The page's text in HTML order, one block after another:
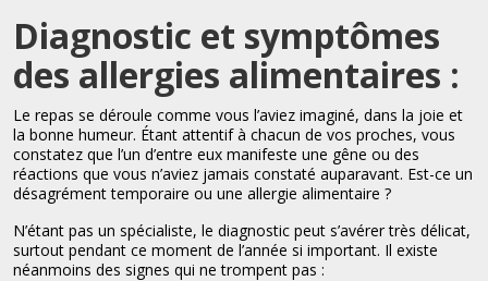
Diagnostic et symptômes
des allergies alimentaires :
Le repas se déroule comme vous l’aviez imaginé, dans la joie et
la bonne humeur. Étant attentif à chacun de vos proches, vous
constatez que l’un d’entre eux manifeste une gêne ou des
réactions que vous n’aviez jamais constaté auparavant. Est-ce un
désagrément temporaire ou une allergie alimentaire ?
N’étant pas un spécialiste, le diagnostic peut s’avérer très délicat,
surtout pendant ce moment de l’année si important. Il existe
néanmoins des signes qui ne trompent pas :